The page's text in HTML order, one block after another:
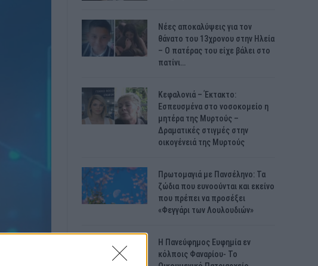
Νέες αποκαλύψεις για τον
θάνατο του 13χρονου στην Ηλεία
– Ο πατέρας του είχε βάλει στο
πατίνι…
Κεφαλονιά – Έκτακτο:
Εσπευσμένα στο νοσοκομείο η
μητέρα της Μυρτούς –
Δραματικές στιγμές στην
οικογένειά της Μυρτούς
Πρωτομαγιά με Πανσέληνο: Τα
ζώδια που ευνοούνται και εκείνο
που πρέπει να προσέξει
«Φεγγάρι των Λουλουδιών»
H Πανεύφημος Ευφημία εν
κόλποις Φαναρίου- Το